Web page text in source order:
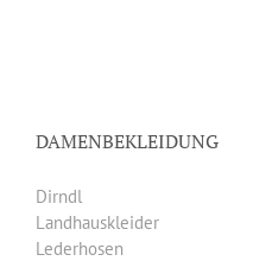
DAMENBEKLEIDUNG
Dirndl
Landhauskleider
Lederhosen